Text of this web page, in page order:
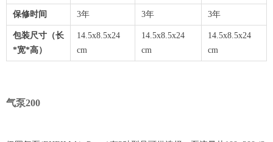
保修时间 3年 3年 3年
包装尺寸（长
*宽*高）
14.5x8.5x24
cm
14.5x8.5x24
cm
14.5x8.5x24
cm
气泵200